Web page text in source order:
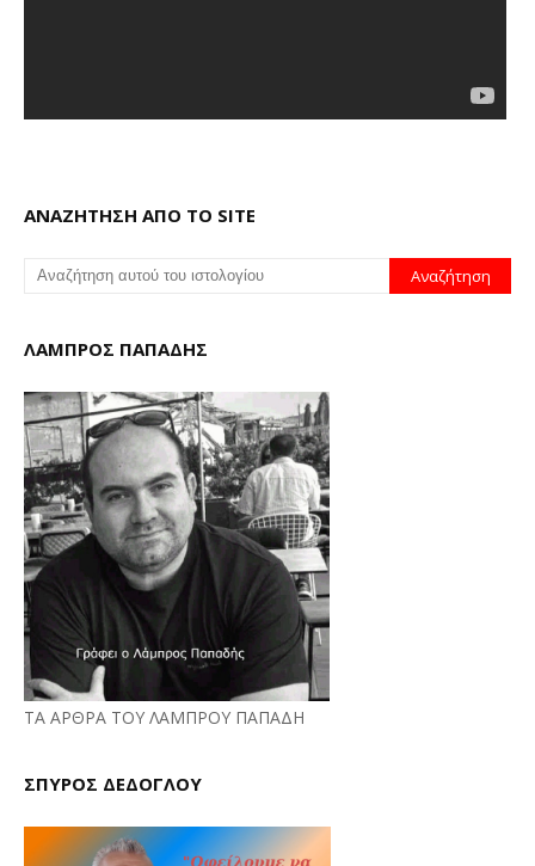
ΑΝΑΖΗΤΗΣΗ ΑΠΟ ΤΟ SITE
ΛΑΜΠΡΟΣ ΠΑΠΑΔΗΣ
ΤΑ ΑΡΘΡΑ ΤΟΥ ΛΑΜΠΡΟΥ ΠΑΠΑΔΗ
ΣΠΥΡΟΣ ΔΕΔΟΓΛΟΥ